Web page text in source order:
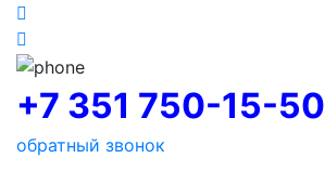
+7 351 750-15-50
обратный звонок